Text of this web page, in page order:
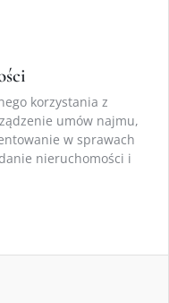
korzystania z
umów najmu,
w sprawach
nieruchomości i